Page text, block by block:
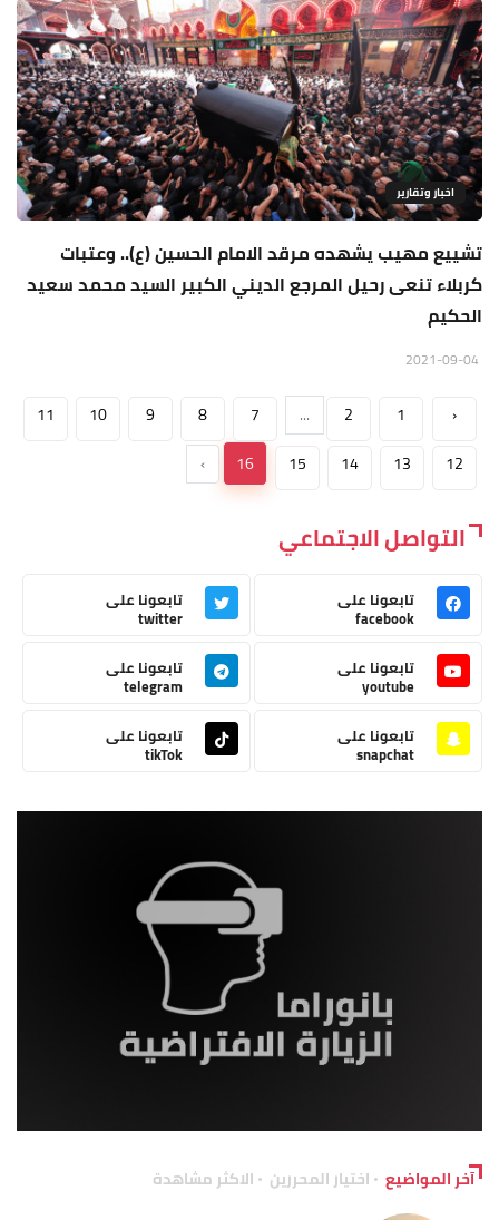
اخبار وتقارير
تشييع مهيب يشهده مرقد الامام الحسين (ع).. وعتبات
كربلاء تنعى رحيل المرجع الديني الكبير السيد محمد سعيد
الحكيم
‹
1
2
...
7
8
9
10
11
12
13
14
15
16
›
التواصل الاجتماعي
تابعونا على
facebook
تابعونا على
twitter
تابعونا على
youtube
تابعونا على
telegram
تابعونا على
snapchat
تابعونا على
tikTok
آخر المواضيع اختيار المحررين الاكثر مشاهدة